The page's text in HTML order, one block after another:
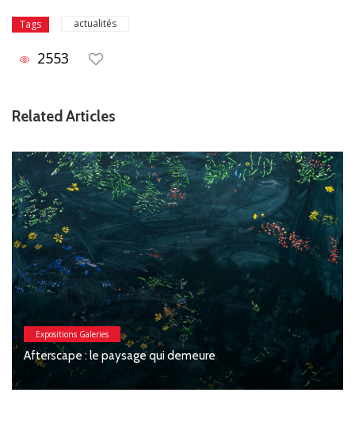
Tags actualités
2553
Related Articles
Expositions Galeries
Macchia : Jesse Willems, Galerie Clémentine de la
Féronnière